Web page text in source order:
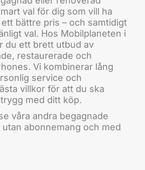
val för dig som vill ha
bättre pris – och samtidigt
val. Hos Mobilplaneten i
du ett brett utbud av
restaurerade och
Vi kombinerar lång
service och
villkor för att du ska
med ditt köp.
våra andra begagnade
abonnemang och med